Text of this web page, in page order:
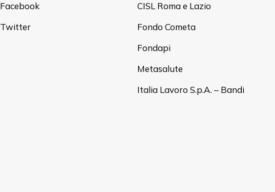
Facebook
Twitter
CISL Roma e Lazio
Fondo Cometa
Fondapi
Metasalute
Italia Lavoro S.p.A. – Bandi